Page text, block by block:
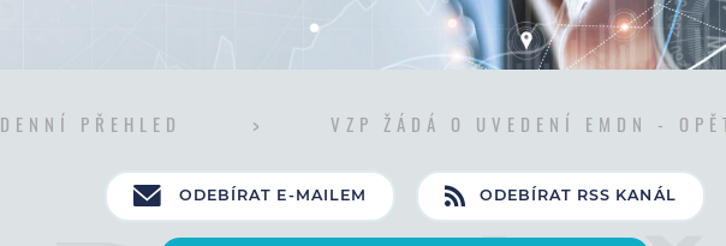
DENNÍ PŘEHLED VZP ŽÁDÁ O UVEDENÍ EMDN -
ODEBÍRAT E-MAILEM ODEBÍRAT RSS KANÁL